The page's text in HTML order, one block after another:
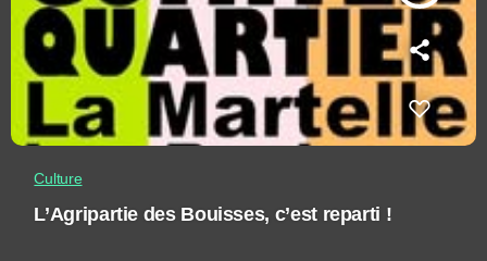
Culture
L’Agripartie des Bouisses, c’est reparti !